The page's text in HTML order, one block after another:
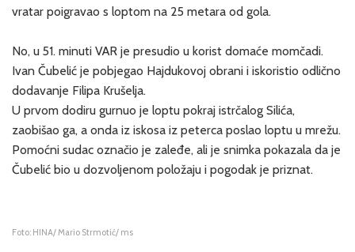
vratar poigravao s loptom na 25 metara od gola.
No, u 51. minuti VAR je presudio u korist domaće momčadi.
Ivan Čubelić je pobjegao Hajdukovoj obrani i iskoristio odlično
dodavanje Filipa Krušelja.
U prvom dodiru gurnuo je loptu pokraj istrčalog Silića,
zaobišao ga, a onda iz iskosa iz peterca poslao loptu u mrežu.
Pomoćni sudac označio je zaleđe, ali je snimka pokazala da je
Čubelić bio u dozvoljenom položaju i pogodak je priznat.
Foto: HINA/ Mario Strmotić/ ms